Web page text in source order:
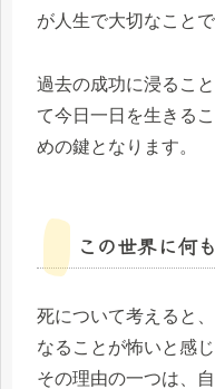
が人生で大切なことで
過去の成功に浸るこ
て今日一日を生きる
めの鍵となります。
この世界に何
死について考えると
なることが怖いと感
その理由の一つは、